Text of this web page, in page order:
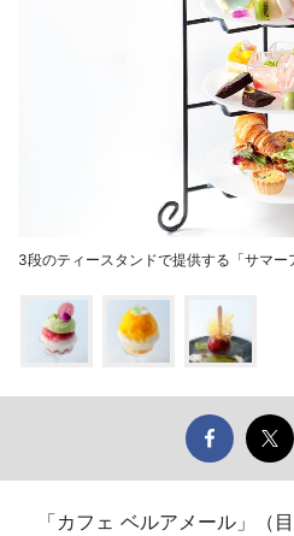
3段のティースタンドで提供する「サマー
「カフェ ベルアメール」（